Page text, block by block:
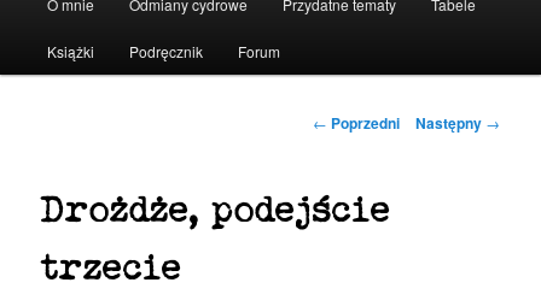
Książki Podręcznik Forum
Nawigacja
← Poprzedni Następny →
Drożdże, podejście
trzecie